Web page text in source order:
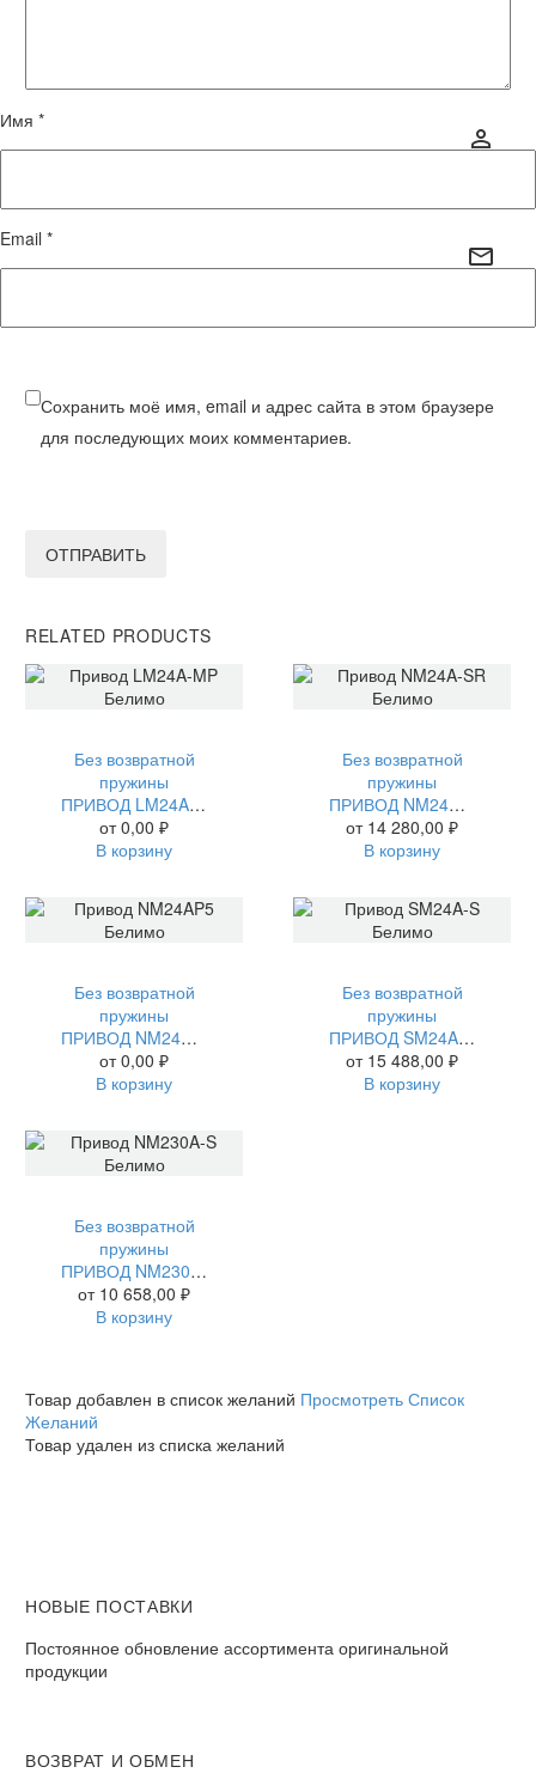
Имя *
Email *
Сохранить моё имя, email и адрес сайта в этом браузере
для последующих моих комментариев.
ОТПРАВИТЬ
RELATED PRODUCTS
Без возвратной
пружины
ПРИВОД LM24A-MP БЕЛИМО
от0,00 ₽
В корзину
Без возвратной
пружины
ПРИВОД NM24A-SR БЕЛИМО
от 14 280,00 ₽
В корзину
Без возвратной
пружины
ПРИВОД NM24AP5 БЕЛИМО
от0,00 ₽
В корзину
Без возвратной
пружины
ПРИВОД SM24A-S БЕЛИМО
от 15 488,00 ₽
В корзину
Без возвратной
пружины
ПРИВОД NM230A-S БЕЛИМО
от 10 658,00 ₽
В корзину
Товар добавлен в список желаний Просмотреть Список
Желаний
Товар удален из списка желаний
НОВЫЕ ПОСТАВКИ
Постоянное обновление ассортимента оригинальной
продукции
ВОЗВРАТ И ОБМЕН​